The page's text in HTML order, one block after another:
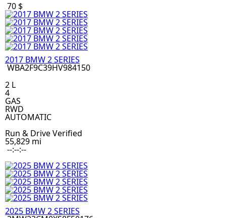
70 $
2017 BMW 2 SERIES
WBA2F9C39HV984150
2 L
4
GAS
RWD
AUTOMATIC
Run & Drive Verified
55,829 mi
--:--:--
2025 BMW 2 SERIES